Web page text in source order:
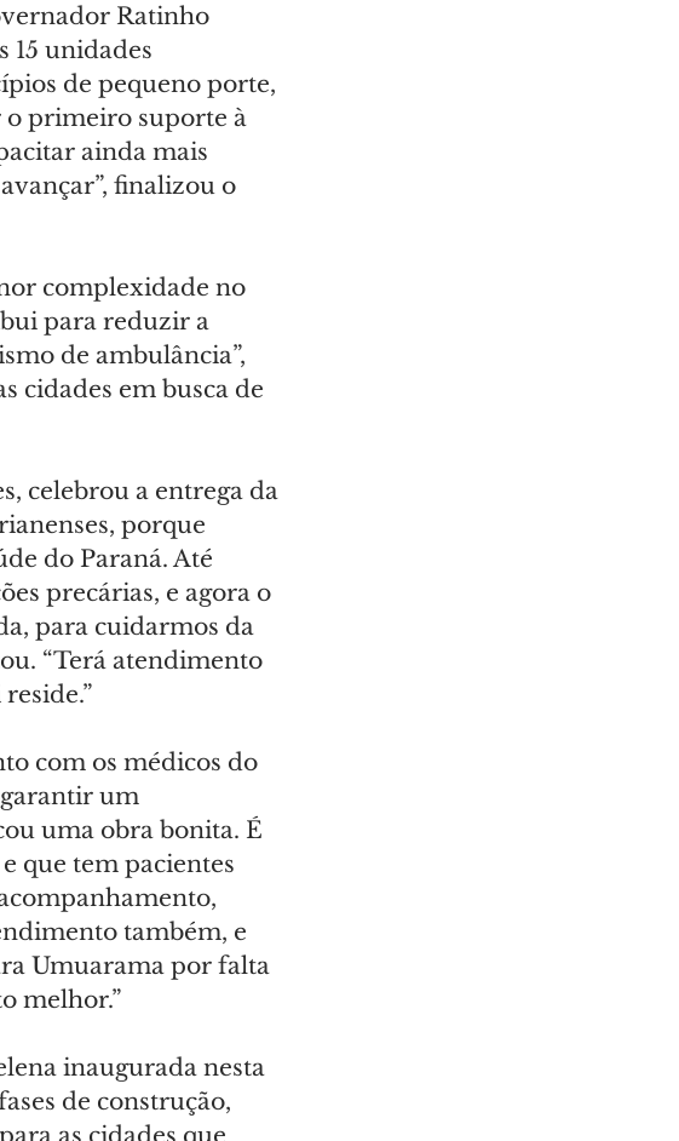
Ratinho
15 unidades
de pequeno porte,
o primeiro suporte à
ainda mais
finalizou o
complexidade no
para reduzir a
de ambulância”,
cidades em busca de
celebrou a entrega da
porque
do Paraná. Até
precárias, e agora o
para cuidarmos da
“Terá atendimento
com os médicos do
garantir um
uma obra bonita. É
que tem pacientes
também, e
Umuarama por falta
melhor.”
inaugurada nesta
de construção,